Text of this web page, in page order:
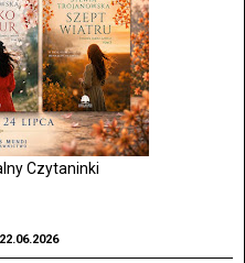
Czytaninki